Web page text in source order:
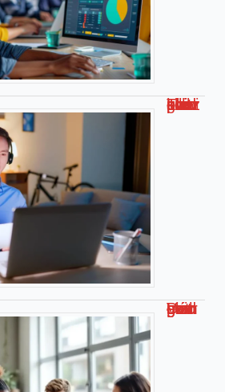
Travailler chez soi pour kiabi : le guide complet !
Découvrez malgrim com : Votre guide complet